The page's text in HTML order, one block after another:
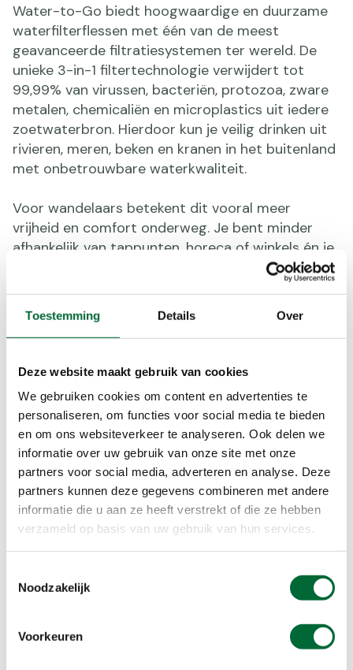
Toestemming Details Over
Deze website maakt gebruik van cookies
We gebruiken cookies om content en advertenties te
personaliseren, om functies voor social media te bieden
en om ons websiteverkeer te analyseren. Ook delen we
informatie over uw gebruik van onze site met onze
partners voor social media, adverteren en analyse. Deze
partners kunnen deze gegevens combineren met andere
informatie die u aan ze heeft verstrekt of die ze hebben
verzameld op basis van uw gebruik van hun services.
Noodzakelijk
Voorkeuren
Water-to-Go biedt hoogwaardige en duurzame
waterfilterflessen met één van de meest
geavanceerde filtratiesystemen ter wereld. De
unieke 3-in-1 filtertechnologie verwijdert tot
99,99% van virussen, bacteriën, protozoa, zware
metalen, chemicaliën en microplastics uit iedere
zoetwaterbron. Hierdoor kun je veilig drinken uit
rivieren, meren, beken en kranen in het buitenland
met onbetrouwbare waterkwaliteit.
Voor wandelaars betekent dit vooral meer
vrijheid en comfort onderweg. Je bent minder
afhankelijk van tappunten, horeca of winkels én je
hoeft geen onnodig gewicht aan water mee te
meerdaagse trektochten en vakanties naar
bestemmingen waar schoon drinkwater niet altijd
20% korting op alle waterflessen
met filter
Dankzij onze samenwerking tussen Water-to-Go
en KWbN kun je als lid met 20% korting shoppen
bij Water-to-Go. Bezoek Watertogo.nl en vul bij
het afrekenen de kortingscode in.
Bekijk de waterflessen met filter
Klik op onderstaande button om je aan te melden